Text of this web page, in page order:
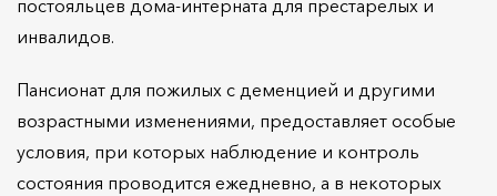
постояльцев дома-интерната для престарелых и
инвалидов.
Пансионат для пожилых с деменцией и другими
возрастными изменениями, предоставляет особые
условия, при которых наблюдение и контроль
состояния проводится ежедневно, а в некоторых